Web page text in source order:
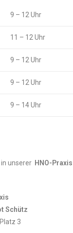
9 – 12 Uhr
11 – 12 Uhr
9 – 12 Uhr
9 – 12 Uhr
9 – 14 Uhr
unserer HNO-Praxis
Schütz
3